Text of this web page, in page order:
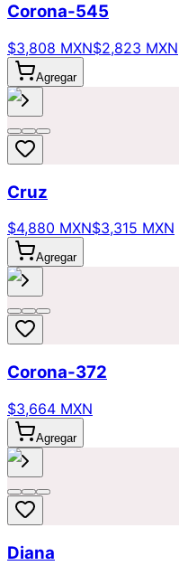
Corona-545
$3,808 MXN$2,823 MXN
Agregar
Cruz
$4,880 MXN$3,315 MXN
Agregar
Corona-372
$3,664 MXN
Agregar
Diana